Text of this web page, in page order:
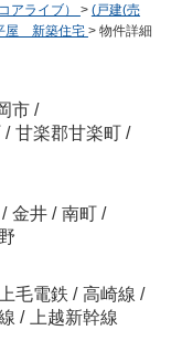
アライブ） > (戸建(売
屋 新築住宅 > 物件詳細
市 /
/ 甘楽郡甘楽町 /
/ 金井 / 南町 /
上毛電鉄 / 高崎線 /
/
上越新幹線